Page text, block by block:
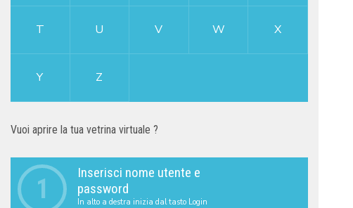
T U V W X
Y Z
Vuoi aprire la tua vetrina virtuale ?
1
Inserisci nome utente e
password
In alto a destra inizia dal tasto Login